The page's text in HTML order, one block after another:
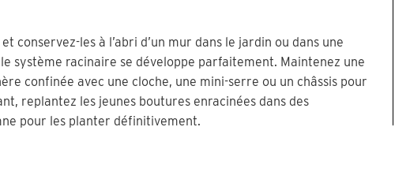
conservez-les à l’abri d’un mur dans le jardin ou dans une
système racinaire se développe parfaitement. Maintenez une
confinée avec une cloche, une mini-serre ou un châssis pour
replantez les jeunes boutures enracinées dans des
pour les planter définitivement.